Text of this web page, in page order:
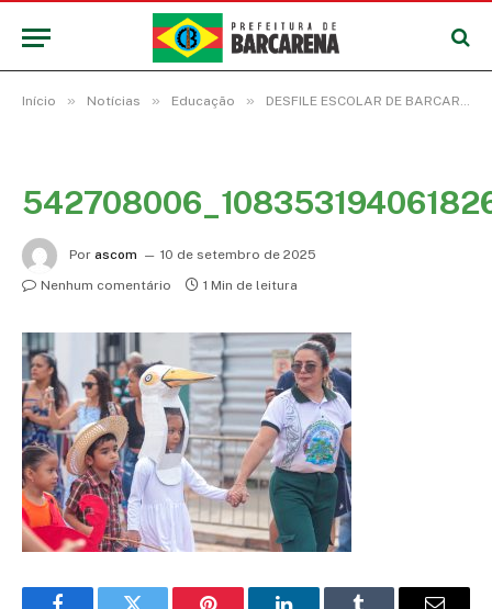
Início » Notícias » Educação » DESFILE ESCOLAR DE BARCARENA ABRAÇA A AMAZÔNIA E DIVULGA A CULTURA OCEÂNICA
Por ascom
10 de setembro de 2025
Nenhum comentário
1 Min de leitura